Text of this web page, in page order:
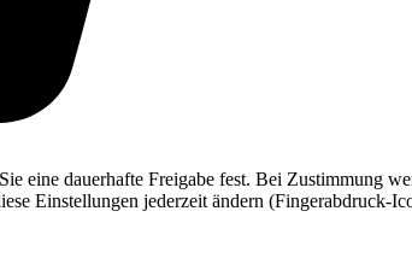
eine dauerhafte Freigabe fest. Bei Zustimmung
Einstellungen jederzeit ändern (Fingerabdruck-